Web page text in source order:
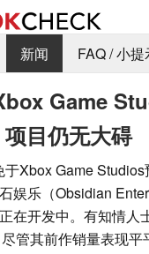
新闻 FAQ / 小
Game
目仍无大碍
于Xbox Game
娱乐（Obsidian
在开发中。有知情人
管其前作销量表现平